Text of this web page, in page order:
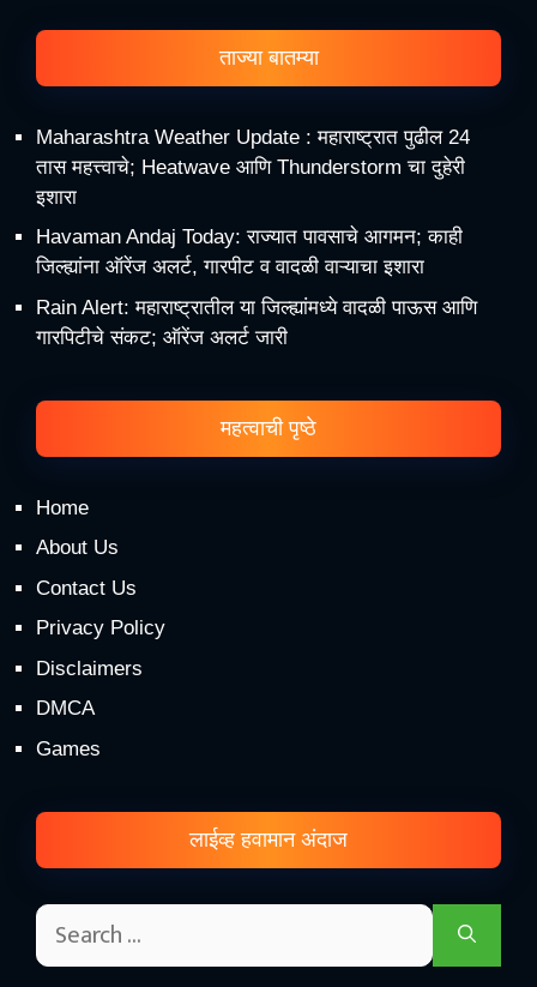
ताज्या बातम्या
Maharashtra Weather Update : महाराष्ट्रात पुढील 24
तास महत्त्वाचे; Heatwave आणि Thunderstorm चा दुहेरी
इशारा
Havaman Andaj Today: राज्यात पावसाचे आगमन; काही
जिल्ह्यांना ऑरेंज अलर्ट, गारपीट व वादळी वाऱ्याचा इशारा
Rain Alert: महाराष्ट्रातील या जिल्ह्यांमध्ये वादळी पाऊस आणि
गारपिटीचे संकट; ऑरेंज अलर्ट जारी
महत्वाची पृष्ठे
Home
About Us
Contact Us
Privacy Policy
Disclaimers
DMCA
Games
लाईव्ह हवामान अंदाज